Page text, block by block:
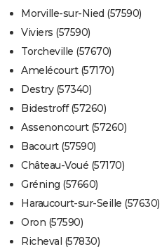
Morville-sur-Nied (57590)
Viviers (57590)
Torcheville (57670)
Amelécourt (57170)
Destry (57340)
Bidestroff (57260)
Assenoncourt (57260)
Bacourt (57590)
Château-Voué (57170)
Gréning (57660)
Haraucourt-sur-Seille (57630)
Oron (57590)
Richeval (57830)